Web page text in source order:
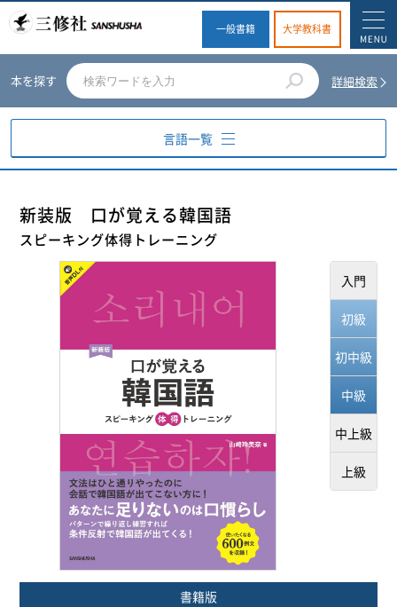
一般書籍 大学教科書
本を探す 詳細検索
言語一覧
ドイツ語
フランス語
韓国・朝鮮語
アジア諸語
新装版 口が覚える韓国語
スピーキング体得トレーニング
入門
初級
初中級
中級
中上級
上級
書籍版